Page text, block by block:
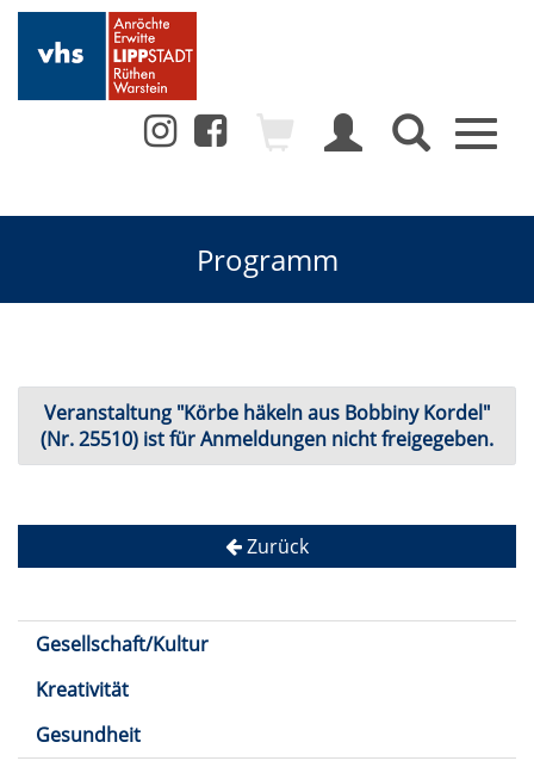
Toggle
Programm
Veranstaltung "Körbe häkeln aus Bobbiny Kordel"
(Nr. 25510) ist für Anmeldungen nicht freigegeben.
Zurück
Gesellschaft/Kultur
Kreativität
Gesundheit